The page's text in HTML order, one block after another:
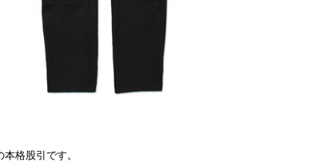
格股引です。